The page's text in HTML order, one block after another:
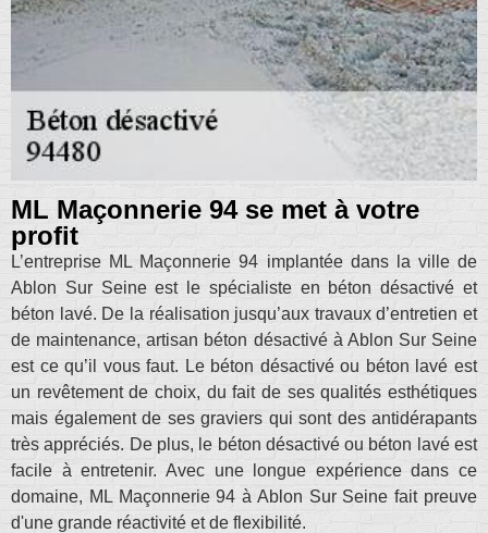
ML Maçonnerie 94 se met à votre
profit
L’entreprise ML Maçonnerie 94 implantée dans la ville de
Ablon Sur Seine est le spécialiste en béton désactivé et
béton lavé. De la réalisation jusqu’aux travaux d’entretien et
de maintenance, artisan béton désactivé à Ablon Sur Seine
est ce qu’il vous faut. Le béton désactivé ou béton lavé est
un revêtement de choix, du fait de ses qualités esthétiques
mais également de ses graviers qui sont des antidérapants
très appréciés. De plus, le béton désactivé ou béton lavé est
facile à entretenir. Avec une longue expérience dans ce
domaine, ML Maçonnerie 94 à Ablon Sur Seine fait preuve
d'une grande réactivité et de flexibilité.